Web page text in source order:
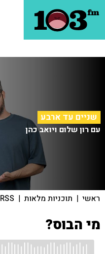
שניים עד ארבע
עם רון שלום ויואב כהן
ראשי | תוכניות מלאות |
RSS
מי הבוס?